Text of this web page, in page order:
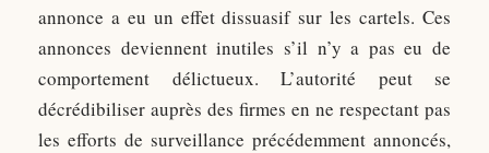
annonce a eu un effet dissuasif sur les cartels. Ces
annonces deviennent inutiles s’il n’y a pas eu de
comportement délictueux. L’autorité peut se
décrédibiliser auprès des firmes en ne respectant pas
les efforts de surveillance précédemment annoncés,